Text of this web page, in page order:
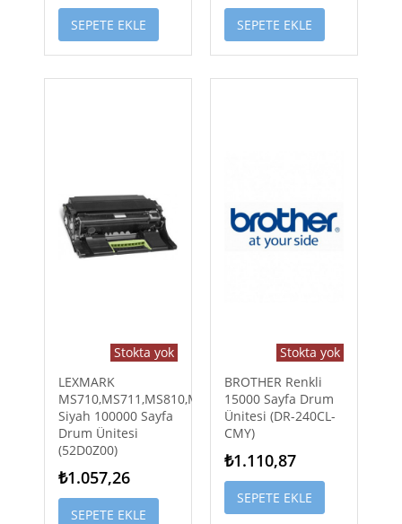
SEPETE EKLE SEPETE EKLE
Stokta yok
LEXMARK
MS710,MS711,MS810,MS811
Siyah 100000 Sayfa
Drum Ünitesi
(52D0Z00)
₺1.057,26
SEPETE EKLE
Stokta yok
BROTHER Renkli
15000 Sayfa Drum
Ünitesi (DR-240CL-
CMY)
₺1.110,87
SEPETE EKLE